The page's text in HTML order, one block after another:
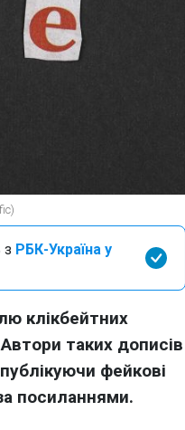
з РБК-Україна у
клікбейтних
таких дописів
фейкові
посиланнями.